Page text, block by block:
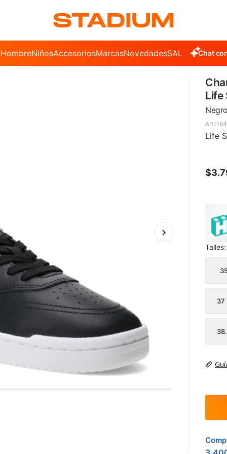
HombreNiñosAccesoriosMarcasNovedadesSALE Chat
Life
Life
$
Talles:
37